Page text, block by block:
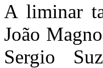
A liminar
João
Sergio